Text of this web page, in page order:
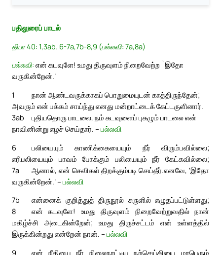
பதிலுரைப் பாடல்
திபா 40: 1,3ab. 6-7a,7b-8,9 (பல்லவி: 7a,8a)
பல்லவி: என் கடவுளே! உமது திருவுளம் நிறைவேற்ற `இதோ
வருகின்றேன்.’
1
நான் ஆண்டவருக்காகப் பொறுமையுடன் காத்திருந்தேன்;
அவரும் என் பக்கம் சாய்ந்து எனது மன்றாட்டைக் கேட்டருளினார்.
3ab
புதியதொரு பாடலை, நம் கடவுளைப் புகழும் பாடலை என்
நாவினின்று எழச் செய்தார். – பல்லவி
6
பலியையும் காணிக்கையையும் நீர் விரும்பவில்லை;
எரிபலியையும் பாவம் போக்கும் பலியையும் நீர் கேட்கவில்லை;
ஆனால், என் செவிகள் திறக்கும்படி செய்தீர்.
7a
எனவே, ‘இதோ
வருகின்றேன்.’ – பல்லவி
7b
என்னைக் குறித்துத் திருநூல் சுருளில் எழுதப்பட்டுள்ளது;
8
என் கடவுளே! உமது திருவுளம் நிறைவேற்றுவதில் நான்
மகிழ்ச்சி அடைகின்றேன்; உமது திருச்சட்டம் என் உள்ளத்தில்
இருக்கின்றது என்றேன் நான். – பல்லவி
9
என் நீதியை நீர் நிலைநாட்டிய நற்செய்தியை மாபெரும்